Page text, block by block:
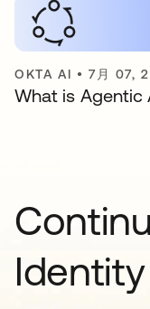
OKTA AI •7月 07,
What is Agentic